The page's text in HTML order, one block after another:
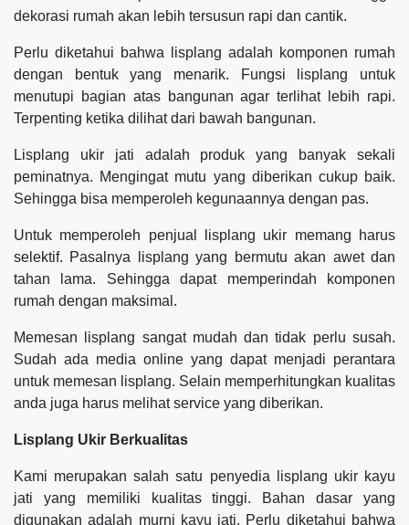
dekorasi rumah akan lebih tersusun rapi dan cantik.
Perlu diketahui bahwa lisplang adalah komponen rumah
dengan bentuk yang menarik. Fungsi lisplang untuk
menutupi bagian atas bangunan agar terlihat lebih rapi.
Terpenting ketika dilihat dari bawah bangunan.
Lisplang ukir jati adalah produk yang banyak sekali
peminatnya. Mengingat mutu yang diberikan cukup baik.
Sehingga bisa memperoleh kegunaannya dengan pas.
Untuk memperoleh penjual lisplang ukir memang harus
selektif. Pasalnya lisplang yang bermutu akan awet dan
tahan lama. Sehingga dapat memperindah komponen
rumah dengan maksimal.
Memesan lisplang sangat mudah dan tidak perlu susah.
Sudah ada media online yang dapat menjadi perantara
untuk memesan lisplang. Selain memperhitungkan kualitas
anda juga harus melihat service yang diberikan.
Lisplang Ukir Berkualitas
Kami merupakan salah satu penyedia lisplang ukir kayu
jati yang memiliki kualitas tinggi. Bahan dasar yang
digunakan adalah murni kayu jati. Perlu diketahui bahwa